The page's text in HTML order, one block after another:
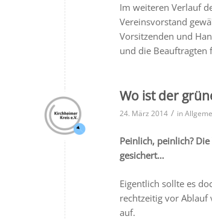
Im weiteren Verlauf
Vereinsvorstand
Vorsitzenden und
und die Beauftragten
Wo ist der
24. März 2014 / in
Peinlich, peinlich?
gesichert…
Eigentlich sollte es
rechtzeitig vor Ablauf
auf.